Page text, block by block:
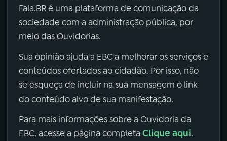
Fala.BR é uma plataforma de comunicação da
sociedade com a administração pública, por
meio das Ouvidorias.
Sua opinião ajuda a EBC a melhorar os serviços e
conteúdos ofertados ao cidadão. Por isso, não
se esqueça de incluir na sua mensagem o link
do conteúdo alvo de sua manifestação.
Para mais informações sobre a Ouvidoria da
EBC, acesse a página completa Clique aqui.